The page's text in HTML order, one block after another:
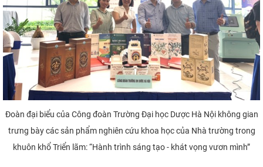
Đoàn đại biểu của Công đoàn Trường Đại học Dược Hà Nội không gian
trưng bày các sản phẩm nghiên cứu khoa học của Nhà trường trong
khuôn khổ Triển lãm: “Hành trình sáng tạo - khát vọng vươn mình”